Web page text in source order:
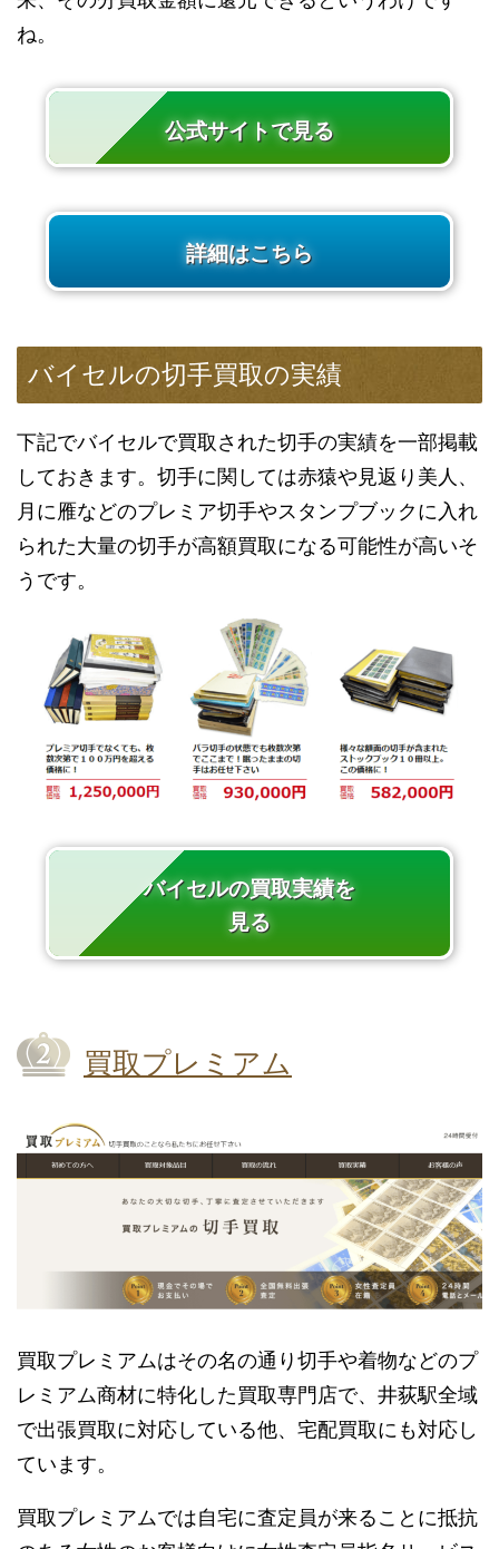
ね。
公式サイトで見る
詳細はこちら
バイセルの切手買取の実績
下記でバイセルで買取された切手の実績を一部掲載
しておきます。切手に関しては赤猿や見返り美人、
月に雁などのプレミア切手やスタンプブックに入れ
られた大量の切手が高額買取になる可能性が高いそ
うです。
バイセルの買取実績を
見る
買取プレミアム
買取プレミアムはその名の通り切手や着物などのプ
レミアム商材に特化した買取専門店で、井荻駅全域
で出張買取に対応している他、宅配買取にも対応し
ています。
買取プレミアムでは自宅に査定員が来ることに抵抗